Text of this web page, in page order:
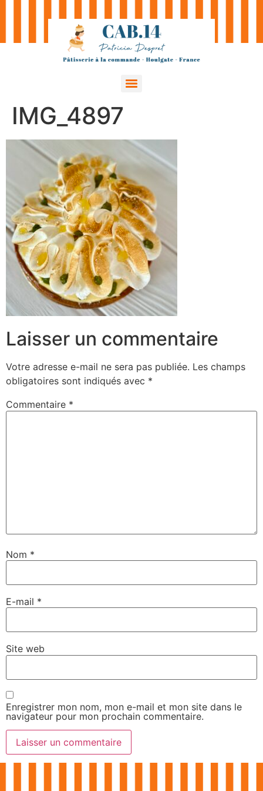
IMG_4897
Laisser un commentaire
Votre adresse e-mail ne sera pas publiée. Les champs
obligatoires sont indiqués avec *
Commentaire *
Nom *
E-mail *
Site web
Enregistrer mon nom, mon e-mail et mon site dans le
navigateur pour mon prochain commentaire.